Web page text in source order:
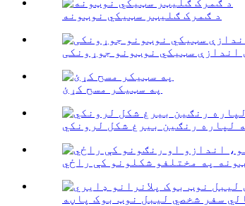
د ګمرک ګلیټر سټیکي نوټونه
اندازې سټیکي نوټونو جوړونکی
په سټیکر مسح کړئ